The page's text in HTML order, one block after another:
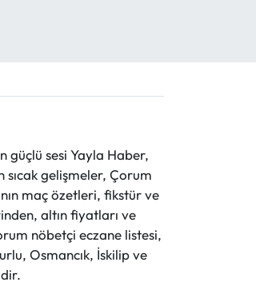
güçlü sesi Yayla Haber,
sıcak gelişmeler, Çorum
maç özetleri, fikstür ve
altın fiyatları ve
nöbetçi eczane listesi,
Osmancık, İskilip ve